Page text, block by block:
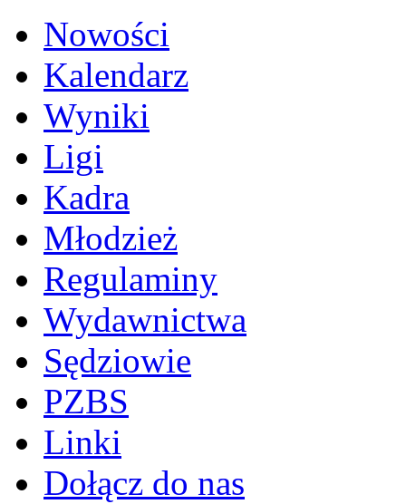
Nowości
Kalendarz
Wyniki
Ligi
Kadra
Młodzież
Regulaminy
Wydawnictwa
Sędziowie
PZBS
Linki
Dołącz do nas